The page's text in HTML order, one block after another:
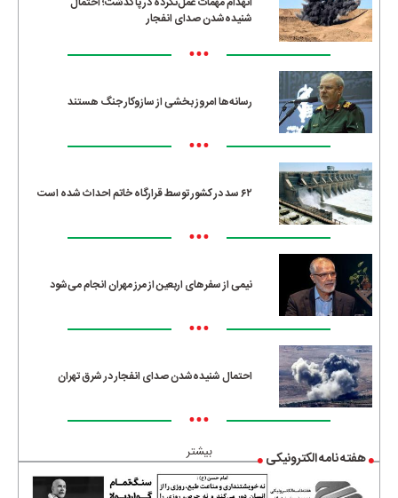
شنیده‌شدن صدای انفجار
•••
رسانه‌ها امروز بخشی از سازوکار جنگ هستند
•••
۶۲ سد در کشور توسط قرارگاه خاتم احداث شده است
•••
نیمی از سفرهای اربعین از مرز مهران انجام می‌شود
•••
احتمال شنیده‌شدن صدای انفجار در شرق تهران
•••
بیشتر هفته نامه الکترونیکی